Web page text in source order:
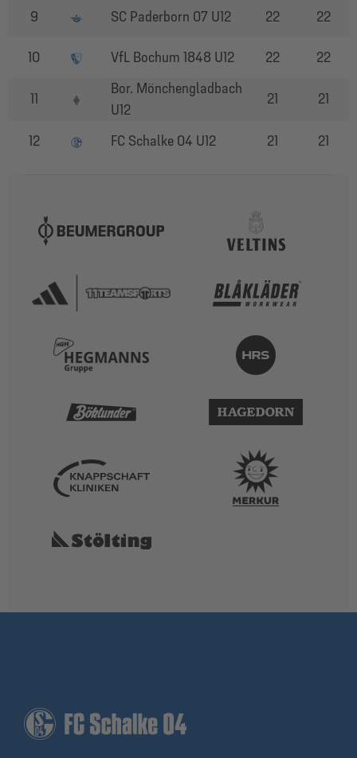
9 SC Paderborn 07 U12 22 22
10 VfL Bochum 1848 U12 22 22
11
Bor. Mönchengladbach
U12
21 21
12 FC Schalke 04 U12 21 21